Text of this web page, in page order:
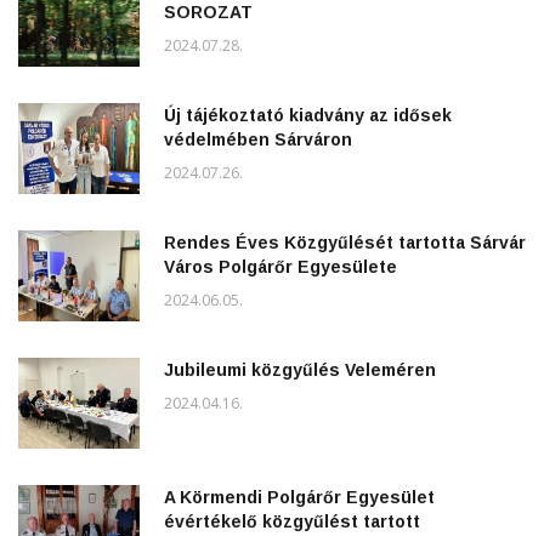
SOROZAT
2024.07.28.
Új tájékoztató kiadvány az idősek
védelmében Sárváron
2024.07.26.
Rendes Éves Közgyűlését tartotta Sárvár
Város Polgárőr Egyesülete
2024.06.05.
Jubileumi közgyűlés Veleméren
2024.04.16.
A Körmendi Polgárőr Egyesület
évértékelő közgyűlést tartott